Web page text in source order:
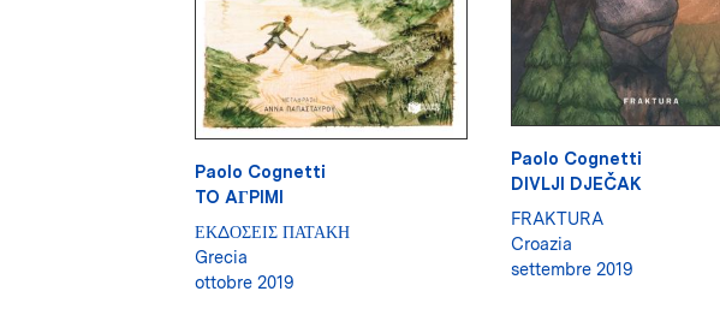
Paolo Cognetti
TO AГPIMI
ΕΚΔΟΣΕΙΣ ΠΑΤΑΚΗ
Grecia
ottobre 2019
Paolo Cognetti
DIVLJI DJEČAK
FRAKTURA
Croazia
settembre 2019